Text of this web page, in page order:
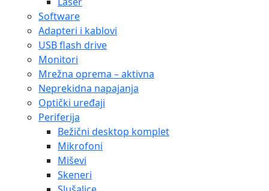
Software
Adapteri i kablovi
USB flash drive
Monitori
Mrežna oprema – aktivna
Neprekidna napajanja
Optički uređaji
Periferija
Bežični desktop komplet
Mikrofoni
Miševi
Skeneri